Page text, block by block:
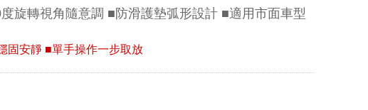
旋轉視角隨意調 ■防滑護墊弧形設計 ■適用市面車型
固安靜 ■單手操作一步取放